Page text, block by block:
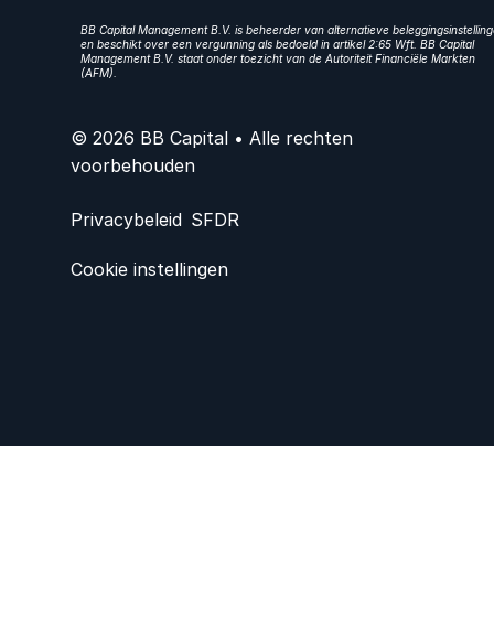
BB Capital Management B.V. is beheerder van alternatieve
en beschikt over een vergunning als bedoeld in artikel 2:65 Wft. BB Capital
Management B.V. staat onder toezicht van de Autoriteit Financiële Markten
(AFM).
© 2026 BB Capital • Alle rechten
voorbehouden
Privacybeleid SFDR
Cookie instellingen